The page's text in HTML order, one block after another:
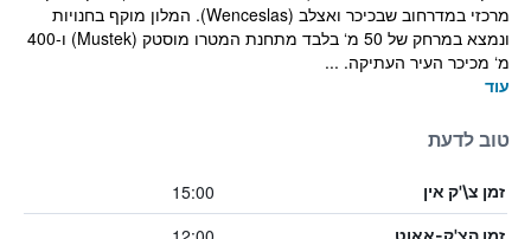
מרכזי במדרחוב שבכיכר ואצלב (Wenceslas). המלון מוקף בחנויות
ונמצא במרחק של 50 מ‘ בלבד מתחנת המטרו מוסטק (Mustek) ו-400
מ‘ מכיכר העיר העתיקה. ...
עוד
טוב לדעת
זמן צ\'ק אין 15:00
זמן הצ'ק-אאוט